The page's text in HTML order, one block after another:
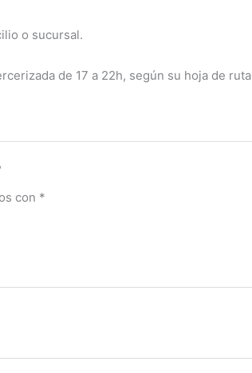
o sucursal.
de 17 a 22h, según su hoja de ruta
con *